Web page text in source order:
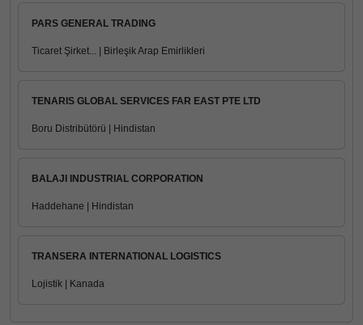
PARS GENERAL TRADING
Ticaret Şirket... | Birleşik Arap Emirlikleri
TENARIS GLOBAL SERVICES FAR EAST PTE LTD
Boru Distribütörü | Hindistan
BALAJI INDUSTRIAL CORPORATION
Haddehane | Hindistan
TRANSERA INTERNATIONAL LOGISTICS
Lojistik | Kanada